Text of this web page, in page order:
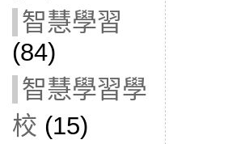
智慧學習
(84)
智慧學習學
校 (15)